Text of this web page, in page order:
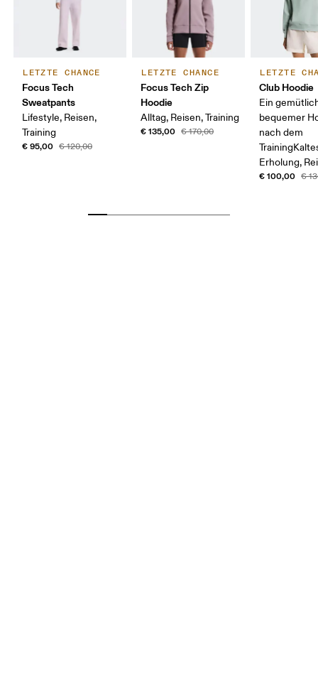
LETZTE CHANCE
Focus Tech
Sweatpants
Lifestyle, Reisen,
Training
€ 95,00 € 120,00
LETZTE CHANCE
Focus Tech Zip
Hoodie
Alltag, Reisen, Training
€ 135,00 € 170,00
LETZTE
Club Hoodie
Ein
bequemer
nach dem
Erholung,
€ 100,00 €